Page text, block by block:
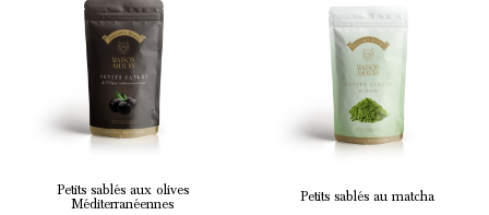
Petits sablés aux olives
Méditerranéennes
Petits sablés au matcha